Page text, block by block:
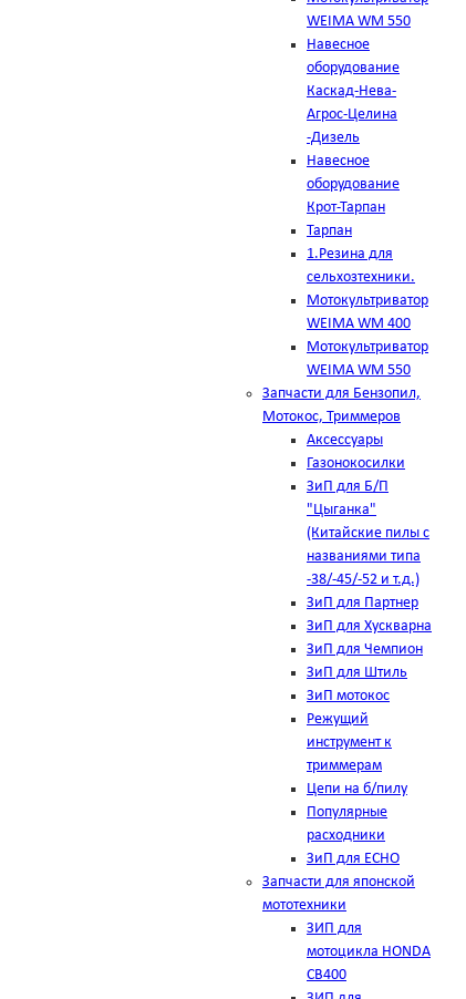
WEIMA WM 550
Навесное
оборудование
Каскад-Нева-
Агрос-Целина
-Дизель
Навесное
оборудование
Крот-Тарпан
Тарпан
1.Резина для
сельхозтехники.
Мотокультриватор
WEIMA WM 400
Мотокультриватор
WEIMA WM 550
Запчасти для Бензопил,
Мотокос, Триммеров
Аксессуары
Газонокосилки
ЗиП для Б/П
"Цыганка"
(Китайские пилы с
названиями типа
-38/-45/-52 и т.д.)
ЗиП для Партнер
ЗиП для Хускварна
ЗиП для Чемпион
ЗиП для Штиль
ЗиП мотокос
Режущий
инструмент к
триммерам
Цепи на б/пилу
Популярные
расходники
ЗиП для ЕСНО
Запчасти для японской
мототехники
ЗИП для
мотоцикла HONDA
CB400